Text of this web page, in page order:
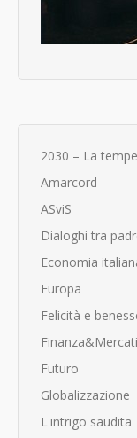
2030 – La
Amarcord
ASviS
Dialoghi tra
Economia
Europa
Felicità e
Finanza&Mercati
Futuro
Globalizzazione
L'intrigo saudita